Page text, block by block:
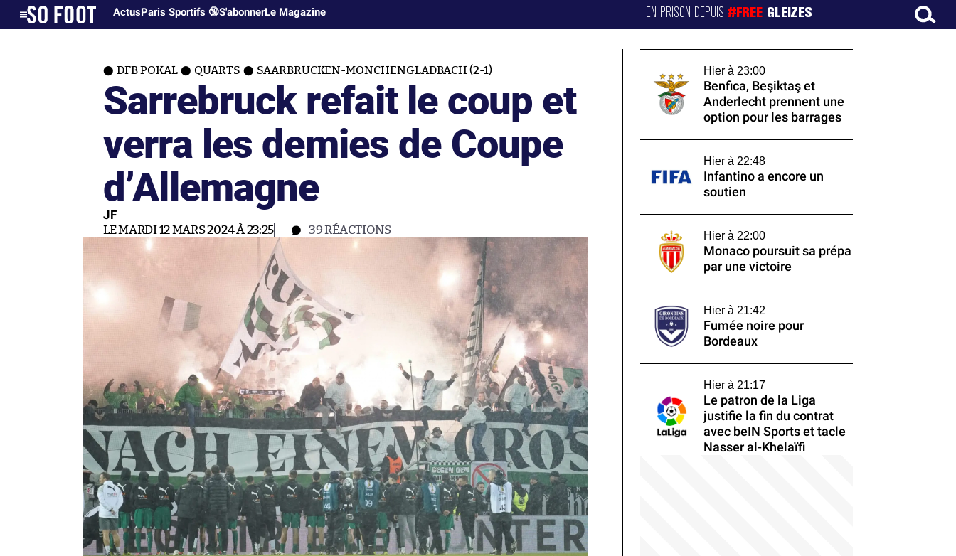
ActusParis Sportifs 🔞S'abonnerLe Magazine EN PRISON DEPUIS#FREE GLEIZES
DFB POKAL QUARTS SAARBRÜCKEN-MÖNCHENGLADBACH (2-1)
Sarrebruck refait le coup et
verra les demies de Coupe
d’Allemagne
JF
LE MARDI 12 MARS 2024 À 23:25 39RÉACTIONS
Hier à 23:00
Benfica, Beşiktaş et
Anderlecht prennent une
option pour les barrages
Hier à 22:48
Infantino a encore un
soutien
Hier à 22:00
Monaco poursuit sa prépa
par une victoire
Hier à 21:42
Fumée noire pour
Bordeaux
Hier à 21:17
Le patron de la Liga
justifie la fin du contrat
avec beIN Sports et tacle
Nasser al-Khelaïfi